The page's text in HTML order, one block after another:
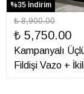
%35 İndirim
₺ 8,900.00
₺ 5,750.00
Kampanyalı
Fildişi Vazo +